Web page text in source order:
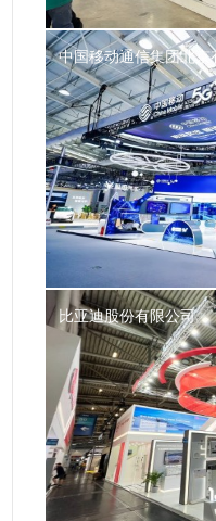
中国移动通信集团北京
比亚迪股份有限公司